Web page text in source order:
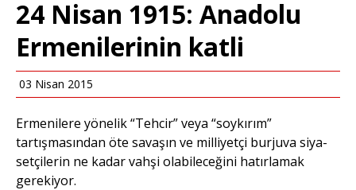
24 Nisan 1915: Anadolu
Ermenilerinin katli
03 Nisan 2015
Ermenilere yönelik “Tehcir” veya “soykırım”
tartışmasından öte savaşın ve milliyetçi burjuva siya­
setçilerin ne kadar vahşi olabileceğini hatırlamak
gerekiyor.